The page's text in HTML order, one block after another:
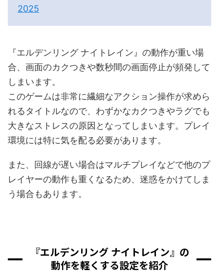
2025
『エルデンリング ナイトレイン』の動作が重い場
合、画面のカクつきや数秒間の画面停止が頻発して
しまいます。
このゲームは非常に繊細なアクション操作が求めら
れるタイトルなので、わずかなカクつきやラグでも
大きなストレスの原因となってしまいます。プレイ
環境には特に気を配る必要があります。
また、回線が遅い場合はマルチプレイなどで他のプ
レイヤーの動作も重くなるため、迷惑をかけてしま
う場合もあります。
『エルデンリング ナイトレイン』の
動作を軽くする設定を紹介